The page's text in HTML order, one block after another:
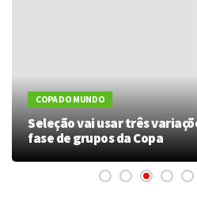
COPA DO MUNDO
Seleção vai usar três
fase de grupos da Copa